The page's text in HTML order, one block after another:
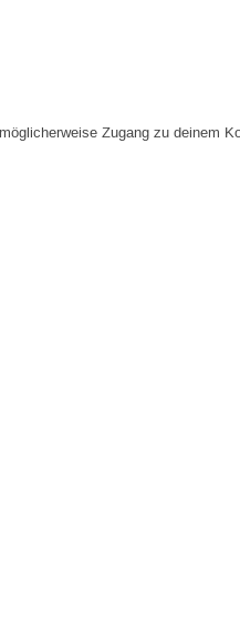
Zugang zu deinem